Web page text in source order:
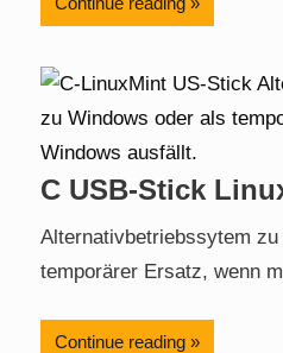
C USB-Stick
Alternativbetriebssytem
temporärer Ersatz, wenn
Continue reading